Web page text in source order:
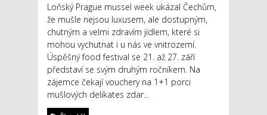
Loňský Prague mussel week ukázal Čechům,
že mušle nejsou luxusem, ale dostupným,
chutným a velmi zdravím jídlem, které si
mohou vychutnat i u nás ve vnitrozemí.
Úspěšný food festival se 21. až 27. září
představí se svým druhým ročníkem. Na
zájemce čekají vouchery na 1+1 porci
mušlových delikates zdar...